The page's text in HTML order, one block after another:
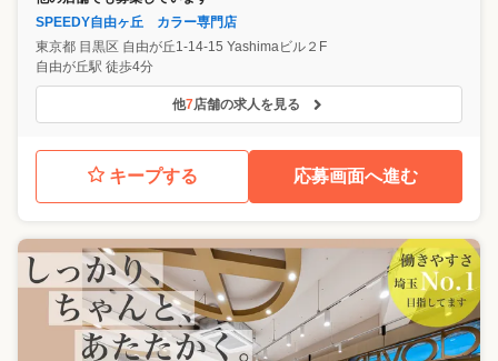
SPEEDY自由ヶ丘 カラー専門店
東京都 目黒区 自由が丘1-14-15 Yashimaビル２F
自由が丘駅 徒歩4分
他7店舗の求人を見る
キープする 応募画面へ進む